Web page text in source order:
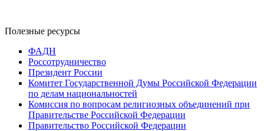
Полезные ресурсы
ФАДН
Россотрудничество
Президент России
Комитет Государственной Думы Российской Федерации
по делам национальностей
Комиссия по вопросам религиозных объединений при
Правительстве Российской Федерации
Правительство Российской Федерации